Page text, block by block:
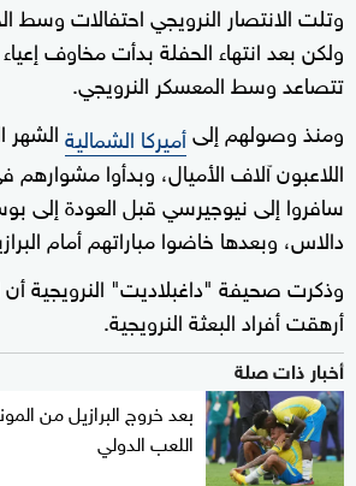
وتلت الانتصار النرويجي احتفالات وسط
ولكن بعد انتهاء الحفلة بدأت مخاوف
تتصاعد وسط المعسكر النرويجي.
ومنذ وصولهم إلىأميركا الشمالية
اللاعبون آلاف الأميال، وبدأوا
سافروا إلى نيوجيرسي قبل العودة إلى
دالاس، وبعدها خاضوا مباراتهم أمام
وذكرت صحيفة "داغبلاديت" النرويجية أن
أرهقت أفراد البعثة النرويجية.
أخبار ذات صلة
بعد خروج البرازيل من
اللعب الدولي